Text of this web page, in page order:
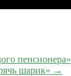
пенсионера»
шарик» →